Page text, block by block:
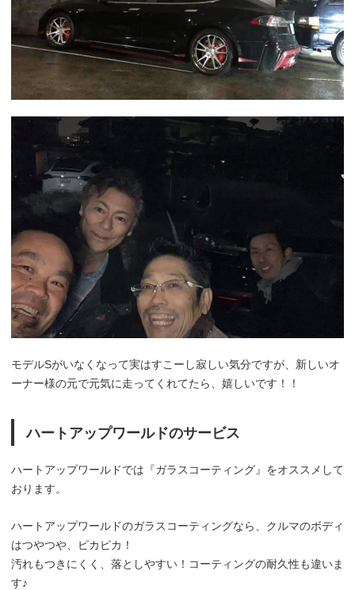
モデルSがいなくなって実はすこーし寂しい気分ですが、新しいオ
ーナー様の元で元気に走ってくれてたら、嬉しいです！！
ハートアップワールドのサービス
ハートアップワールドでは『ガラスコーティング』をオススメして
おります。
ハートアップワールドのガラスコーティングなら、クルマのボディ
はつやつや、ピカピカ！
汚れもつきにくく、落としやすい！コーティングの耐久性も違いま
す♪